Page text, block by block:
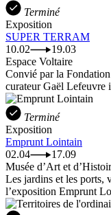
Terminé
Exposition
SUPER TERRAM
10.02
19.03
Espace Voltaire
Convié par la
curateur Gaël Lefeuvre
Terminé
Exposition
Emprunt Lointain
02.04
17.09
Musée d’Art et
Les jardins et les ports,
l’exposition Emprunt